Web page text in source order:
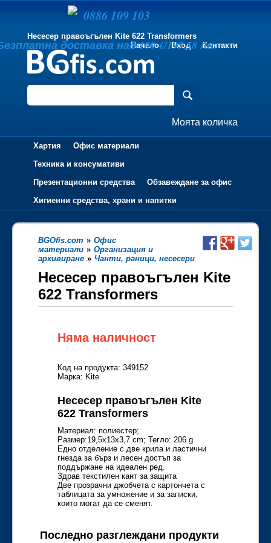
Несесер правоъгълен Kite 622 Transformers
Начало
Вход Контакти
Моята количка
Хартия
Офис материали
Техника и консумативи
Презентационни средства
Обзавеждане за офис
Хигиенни средства, храни и напитки
BGOfis.com » Офис
материали » Организация и
архивиране » Чанти, раници, несесери
Несесер правоъгълен Kite
622 Transformers
Няма наличност
Код на продукта: 349152
Марка: Kite
Несесер правоъгълен Kite
622 Transformers
Материал: полиeстер;
Размер:19,5x13x3,7 cm; Тегло: 206 g
Едно отделение с две крила и ластични
гнезда за бърз и лесен достъп за
поддържане на идеален ред.
Здрав текстилен кант за защита
Две прозрачни джобчета с картончета с
таблицата за умножение и за записки,
които могат да се сменят.
Последно разглеждани продукти
0886 109 103
доставка над 100 €/195.58 лв.